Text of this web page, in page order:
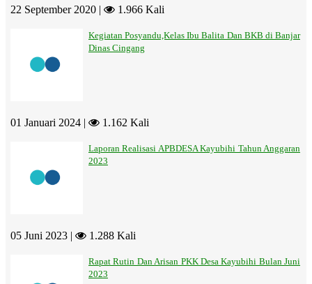
22 September 2020 | 1.966 Kali
Kegiatan Posyandu,Kelas Ibu Balita Dan BKB di Banjar
Dinas Cingang
01 Januari 2024 | 1.162 Kali
Laporan Realisasi APBDESA Kayubihi Tahun Anggaran
2023
05 Juni 2023 | 1.288 Kali
Rapat Rutin Dan Arisan PKK Desa Kayubihi Bulan Juni
2023